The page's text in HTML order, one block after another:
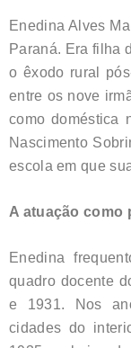
Enedina Alves
Paraná. Era filha
o êxodo rural
entre os nove
como doméstica
Nascimento
escola em que
A atuação como
Enedina
quadro docente
e 1931. Nos
cidades do